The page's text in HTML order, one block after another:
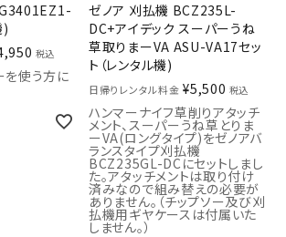
)
税込
を使う方に
ゼノア 刈払機 BCZ235L-
DC+アイデック スーパーうね
草取りまーVA ASU-VA17セッ
ト（レンタル機)
日帰りレンタル料金 ¥5,500 税込
ハンマーナイフ草削りアタッチ
メント、スーパーうね草とりま
ーVA(ロングタイプ)をゼノアバ
ランスタイプ刈払機
BCZ235GL-DCにセットしまし
た。アタッチメントは取り付け
済みなので組み替えの必要が
ありません。（チップソー及び刈
払機用ギヤケースは付属いた
しません。）